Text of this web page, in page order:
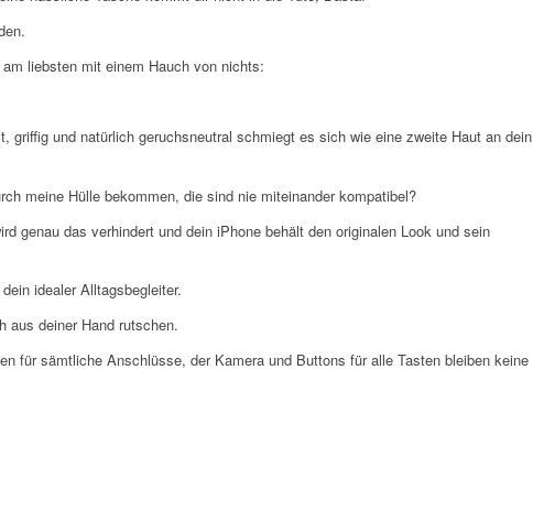
liebsten mit einem Hauch von nichts:
und natürlich geruchsneutral schmiegt es sich wie eine zweite Haut an dein
meine Hülle bekommen, die sind nie miteinander kompatibel?
genau das verhindert und dein iPhone behält den originalen Look und sein
dein idealer Alltagsbegleiter.
aus deiner Hand rutschen.
für sämtliche Anschlüsse, der Kamera und Buttons für alle Tasten bleiben keine